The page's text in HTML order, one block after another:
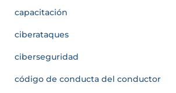
capacitación
ciberataques
ciberseguridad
código de conducta del conductor